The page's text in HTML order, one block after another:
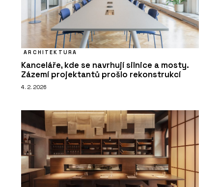
PRODUKTY
ARCHITEKTURA
Kanceláře, kde se navrhují silnice a mosty.
Zázemí projektantů prošlo rekonstrukcí
4. 2. 2026